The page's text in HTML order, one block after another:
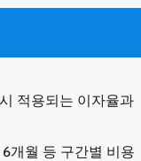
적용되는 이자율과
개월 등 구간별 비용